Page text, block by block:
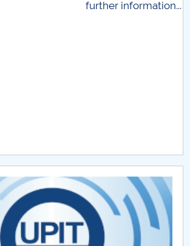
vocationale MUZ, ACT
further information...